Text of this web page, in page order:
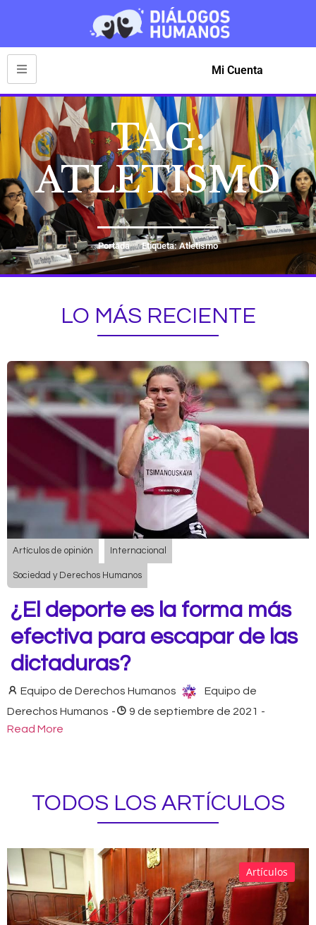
Mi Cuenta
TAG:
ATLETISMO
Portada Etiqueta: Atletismo
LO MÁS RECIENTE
Artículos de opinión Internacional
Sociedad y Derechos Humanos
¿El deporte es la forma más
efectiva para escapar de las
dictaduras?
Equipo de Derechos Humanos
Equipo de
Derechos Humanos - 9 de septiembre de 2021 -
Read More
TODOS LOS ARTÍCULOS
Artículos